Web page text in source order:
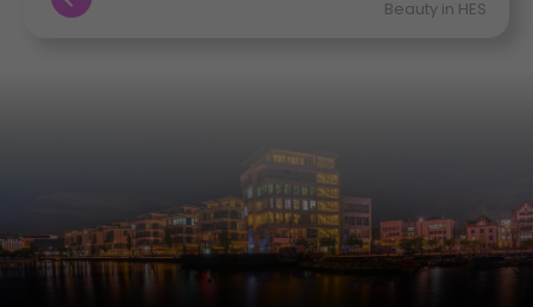
Beauty in HES